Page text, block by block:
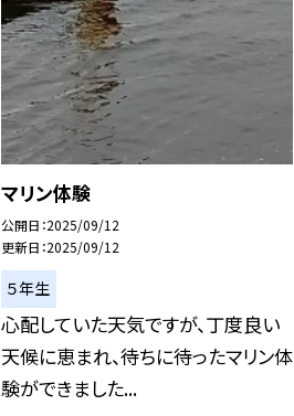
マリン体験
公開日 2025/09/12
更新日 2025/09/12
５年生
心配していた天気ですが、丁度良い
天候に恵まれ、待ちに待ったマリン体
験ができました...